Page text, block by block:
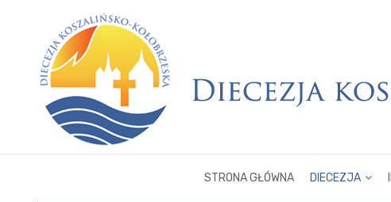
STRONA GŁÓWNA DIECEZJA